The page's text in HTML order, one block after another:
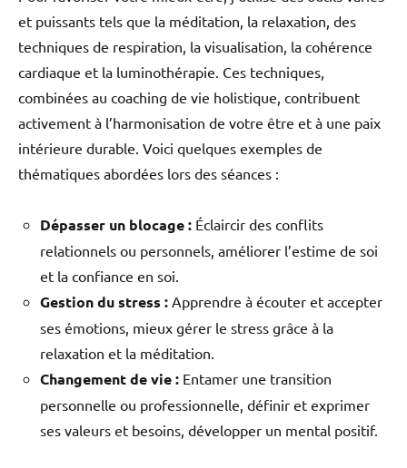
et puissants tels que la méditation, la relaxation, des
techniques de respiration, la visualisation, la cohérence
cardiaque et la luminothérapie. Ces techniques,
combinées au coaching de vie holistique, contribuent
activement à l’harmonisation de votre être et à une paix
intérieure durable. Voici quelques exemples de
thématiques abordées lors des séances :
Dépasser un blocage : Éclaircir des conflits
relationnels ou personnels, améliorer l’estime de soi
et la confiance en soi.
Gestion du stress : Apprendre à écouter et accepter
ses émotions, mieux gérer le stress grâce à la
relaxation et la méditation.
Changement de vie : Entamer une transition
personnelle ou professionnelle, définir et exprimer
ses valeurs et besoins, développer un mental positif.